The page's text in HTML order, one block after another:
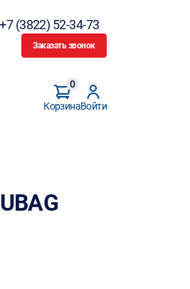
+7 (3822) 52-34-73
Заказать звонок
Корзина
0
Войти